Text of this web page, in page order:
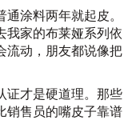
涂料两年就起皮。
我家的布莱娅系列依
流动，朋友都说像把
证才是硬道理。那些
销售员的嘴皮子靠谱